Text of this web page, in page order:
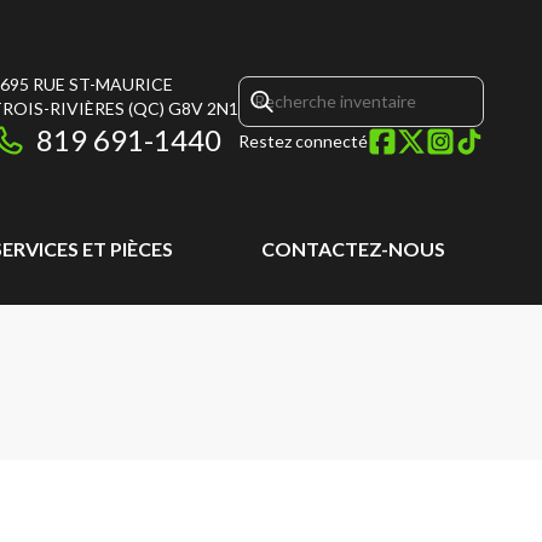
RUE ST-MAURICE
RIVIÈRES (QC) G8V 2N1
819 691-1440 Restez connecté
ET PIÈCES CONTACTEZ-NOUS